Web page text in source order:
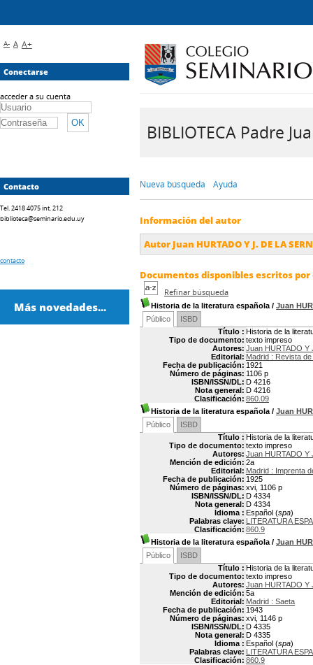
BIBLIOTECA Padre
Nueva búsqueda Ayuda
Información del autor
Autor Juan HURTADO Y J. DE LA
Documentos disponibles escritos
Refinar búsqueda
Historia de la literatura española / Juan
Público
ISBD
Título : Historia de la
Tipo de documento: texto impreso
Autores: Juan HURTADO Y
Editorial: Madrid : Revista
Fecha de publicación: 1921
Número de páginas: 1106 p
ISBN/ISSN/DL: D 4216
Nota general: D 4216
Clasificación: 860.09
Historia de la literatura española / Juan
Público
ISBD
Título : Historia de la
Tipo de documento: texto impreso
Autores: Juan HURTADO Y
Mención de edición: 2a
Editorial: Madrid : Imprenta
Fecha de publicación: 1925
Número de páginas: xvi, 1106 p
ISBN/ISSN/DL: D 4334
Nota general: D 4334
Idioma : Español (spa)
Palabras clave: LITERATURA
Clasificación: 860.9
Historia de la literatura española / Juan
Público
ISBD
Título : Historia de la
Tipo de documento: texto impreso
Autores: Juan HURTADO Y
Mención de edición: 5a
Editorial: Madrid : Saeta
Fecha de publicación: 1943
Número de páginas: xvi, 1146 p
ISBN/ISSN/DL: D 4335
Nota general: D 4335
Idioma : Español (spa)
Palabras clave: LITERATURA
Clasificación: 860.9
A- A A+
Conectarse
acceder a su cuenta
Contacto
Tel. 2418 4075 int. 212
biblioteca@seminario.edu.uy
contacto
Más novedades...